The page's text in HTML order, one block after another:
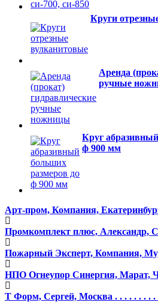
Круги
Аренда
ручные
Круг
ф 900 мм
Арт-пром, Компания,
Промкомплект плюс, Александр,
Пожарный Эксперт, Компания,
НПО Огнеупор Cинергия, Марат,
Т Форм, Сергей, Москва . . . . . . . . .